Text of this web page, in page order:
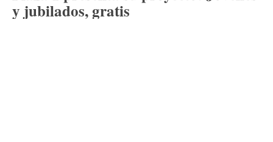
y jubilados, gratis